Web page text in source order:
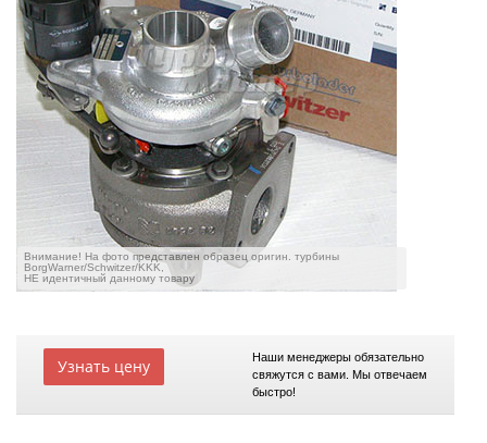
Внимание! На фото представлен образец оригин. турбины
BorgWarner/Schwitzer/KKK,
НЕ идентичный данному товару
Узнать цену
Наши менеджеры обязательно
свяжутся с вами. Мы отвечаем
быстро!